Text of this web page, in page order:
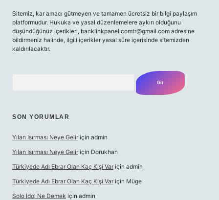
Sitemiz, kar amacı gütmeyen ve tamamen ücretsiz bir bilgi paylaşım
platformudur. Hukuka ve yasal düzenlemelere aykırı olduğunu
düşündüğünüz içerikleri, backlinkpanelicomtr@gmail.com adresine
bildirmeniz halinde, ilgili içerikler yasal süre içerisinde sitemizden
kaldırılacaktır.
SON YORUMLAR
Yılan Isırması Neye Gelir için admin
Yılan Isırması Neye Gelir için Dorukhan
Türkiyede Adı Ebrar Olan Kaç Kişi Var için admin
Türkiyede Adı Ebrar Olan Kaç Kişi Var için Müge
Solo Idol Ne Demek için admin